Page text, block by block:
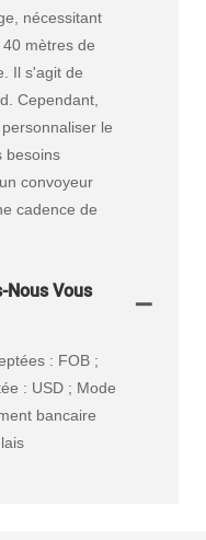
nécessitant
mètres de
Il s'agit de
Cependant,
le
besoins
convoyeur
cadence de
Nous Vous
: FOB ;
: USD ; Mode
bancaire